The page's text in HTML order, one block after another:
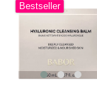
Bestseller